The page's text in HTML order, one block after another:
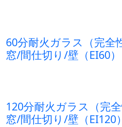
60分耐火ガラス（完全
窓/間仕切り/壁（EI60）
120分耐火ガラス（完
窓/間仕切り/壁（EI120）